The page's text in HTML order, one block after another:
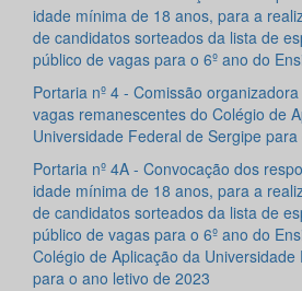
idade mínima de 18 anos, para a
de candidatos sorteados da lista de
público de vagas para o 6º ano do
Portaria nº 4 - Comissão
vagas remanescentes do Colégio de
Universidade Federal de Sergipe
Portaria nº 4A - Convocação dos
idade mínima de 18 anos, para a
de candidatos sorteados da lista de
público de vagas para o 6º ano do
Colégio de Aplicação da
para o ano letivo de 2023